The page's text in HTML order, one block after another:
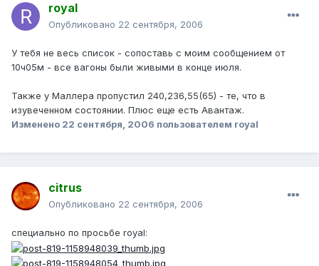
royal
Опубликовано 22 сентября, 2006
У тебя не весь список - сопоставь с моим сообщением от
10ч05м - все вагоны были живыми в конце июля.
Также у Маллера пропустил 240,236,55(65) - те, что в
изувеченном состоянии. Плюс еще есть Авантаж.
Изменено 22 сентября, 2006 пользователем royal
citrus
Опубликовано 22 сентября, 2006
специально по просьбе royal: